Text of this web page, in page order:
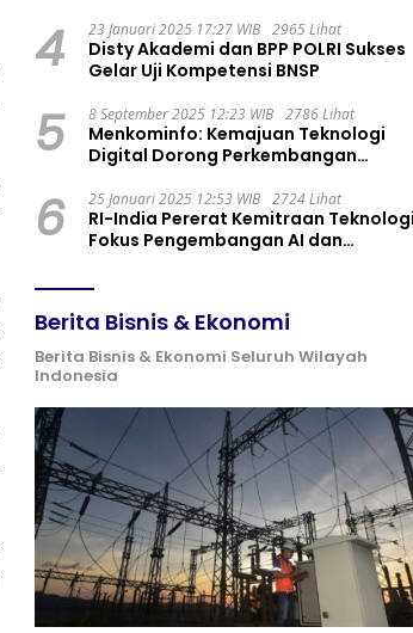
4 23 Januari 2025 17:27 WIB 2965 Lihat
Disty Akademi dan BPP POLRI Sukses
Gelar Uji Kompetensi BNSP
5 8 September 2025 12:23 WIB 2786 Lihat
Menkominfo: Kemajuan Teknologi
Digital Dorong Perkembangan
6 25 Januari 2025 12:53 WIB 2724 Lihat
RI-India Pererat Kemitraan
Fokus Pengembangan AI dan
Berita Bisnis & Ekonomi
Berita Bisnis & Ekonomi Seluruh Wilayah
Indonesia